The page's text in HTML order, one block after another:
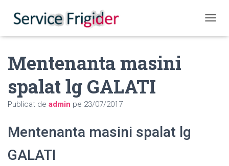
Mentenanta masini
spalat lg GALATI
Publicat de admin pe 23/07/2017
Mentenanta masini spalat lg
GALATI